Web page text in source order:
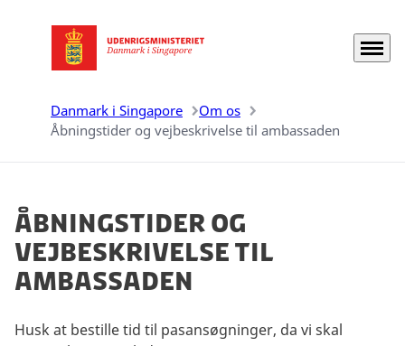
Gå til forsiden Menu
Danmark i Singapore
Om os
Åbningstider og vejbeskrivelse til ambassaden
Åbningstider og
vejbeskrivelse til
ambassaden
Husk at bestille tid til pasansøgninger, da vi skal